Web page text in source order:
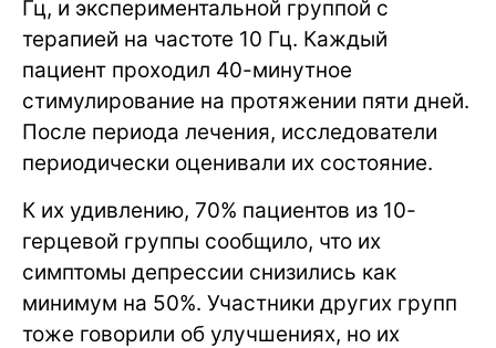
Гц, и экспериментальной группой с
терапией на частоте 10 Гц. Каждый
пациент проходил 40-минутное
стимулирование на протяжении пяти дней.
После периода лечения, исследователи
периодически оценивали их состояние.
К их удивлению, 70% пациентов из 10-
герцевой группы сообщило, что их
симптомы депрессии снизились как
минимум на 50%. Участники других групп
тоже говорили об улучшениях, но их